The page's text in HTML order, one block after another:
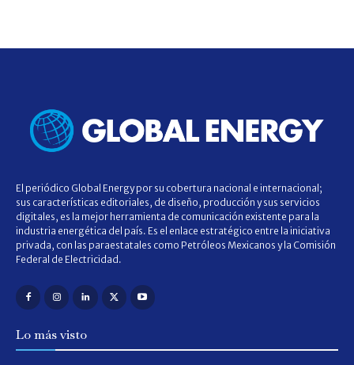
El periódico Global Energy por su cobertura nacional e internacional;
sus características editoriales, de diseño, producción y sus servicios
digitales, es la mejor herramienta de comunicación existente para la
industria energética del país. Es el enlace estratégico entre la iniciativa
privada, con las paraestatales como Petróleos Mexicanos y la Comisión
Federal de Electricidad.
Lo más visto